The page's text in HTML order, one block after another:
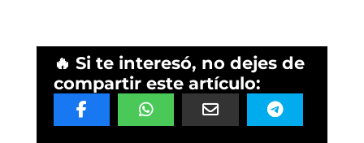
🔥 Si te interesó, no dejes de
compartir este artículo: